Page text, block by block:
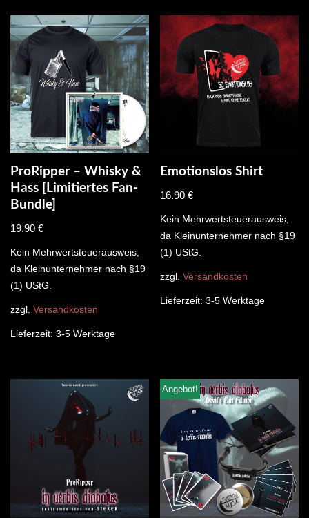
ProRipper – Whisky &
Hass [Limitiertes Fan-
Bundle]
19.90 €
Kein Mehrwertsteuerausweis,
da Kleinunternehmer nach §19
(1) UStG.
zzgl. Versandkosten
Lieferzeit: 3-5 Werktage
Emotionslos Shirt
16.90€
Kein Mehrwertsteuerausweis,
da Kleinunternehmer nach §19
(1) UStG.
zzgl.Versandkosten
Lieferzeit:3-5 Werktage
Angebot!